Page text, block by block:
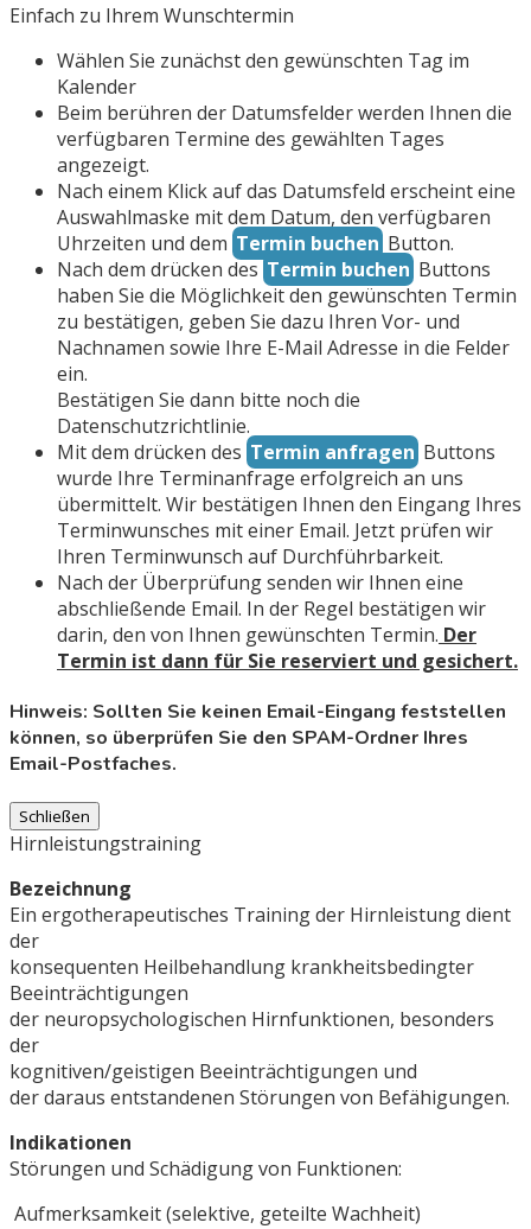
Einfach zu Ihrem Wunschtermin
Wählen Sie zunächst den gewünschten Tag im
Kalender
Beim berühren der Datumsfelder werden Ihnen die
verfügbaren Termine des gewählten Tages
angezeigt.
Nach einem Klick auf das Datumsfeld erscheint eine
Auswahlmaske mit dem Datum, den verfügbaren
Uhrzeiten und dem Termin buchen Button.
Nach dem drücken des Termin buchen Buttons
haben Sie die Möglichkeit den gewünschten Termin
zu bestätigen, geben Sie dazu Ihren Vor- und
Nachnamen sowie Ihre E-Mail Adresse in die Felder
ein.
Bestätigen Sie dann bitte noch die
Datenschutzrichtlinie.
Mit dem drücken des Termin anfragen Buttons
wurde Ihre Terminanfrage erfolgreich an uns
übermittelt. Wir bestätigen Ihnen den Eingang Ihres
Terminwunsches mit einer Email. Jetzt prüfen wir
Ihren Terminwunsch auf Durchführbarkeit.
Nach der Überprüfung senden wir Ihnen eine
abschließende Email. In der Regel bestätigen wir
darin, den von Ihnen gewünschten Termin. Der
Termin ist dann für Sie reserviert und gesichert.
Hinweis: Sollten Sie keinen Email-Eingang feststellen
können, so überprüfen Sie den SPAM-Ordner Ihres
Email-Postfaches.
Schließen
Hirnleistungstraining
Bezeichnung
Ein ergotherapeutisches Training der Hirnleistung dient
der
konsequenten Heilbehandlung krankheitsbedingter
Beeinträchtigungen
der neuropsychologischen Hirnfunktionen, besonders
der
kognitiven/geistigen Beeinträchtigungen und
der daraus entstandenen Störungen von Befähigungen.
Indikationen
Störungen und Schädigung von Funktionen:
Aufmerksamkeit (selektive, geteilte Wachheit)